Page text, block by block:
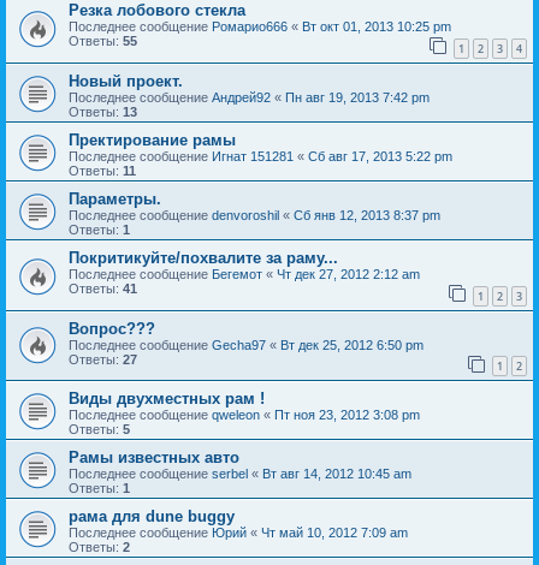
Резка лобового стекла
Последнее сообщение Ромарио666 « Вт окт 01, 2013 10:25 pm
Ответы: 55 1 2 3 4
Новый проект.
Последнее сообщение Андрей92 « Пн авг 19, 2013 7:42 pm
Ответы: 13
Пректирование рамы
Последнее сообщение Игнат 151281 « Сб авг 17, 2013 5:22 pm
Ответы: 11
Параметры.
Последнее сообщение denvoroshil « Сб янв 12, 2013 8:37 pm
Ответы: 1
Покритикуйте/похвалите за раму...
Последнее сообщение Бегемот « Чт дек 27, 2012 2:12 am
Ответы: 41 1 2 3
Вопрос???
Последнее сообщение Gecha97 « Вт дек 25, 2012 6:50 pm
Ответы: 27 1 2
Виды двухместных рам !
Последнее сообщение qweleon « Пт ноя 23, 2012 3:08 pm
Ответы: 5
Рамы известных авто
Последнее сообщение serbel « Вт авг 14, 2012 10:45 am
Ответы: 1
рама для dune buggy
Последнее сообщение Юрий « Чт май 10, 2012 7:09 am
Ответы: 2